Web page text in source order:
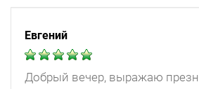
Евгений
Добрый вечер, выражаю